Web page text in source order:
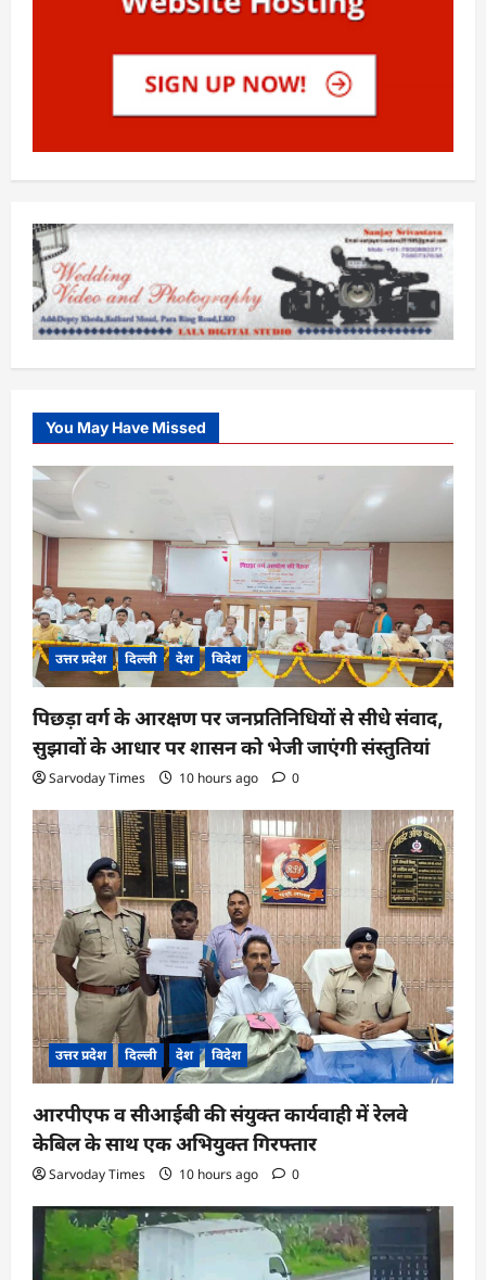
You May Have Missed
उत्तर प्रदेश दिल्ली देश विदेश
पिछड़ा वर्ग के आरक्षण पर जनप्रतिनिधियों से सीधे संवाद,
सुझावों के आधार पर शासन को भेजी जाएंगी संस्तुतियां
Sarvoday Times 10 hours ago 0
उत्तर प्रदेश दिल्ली देश विदेश
आरपीएफ व सीआईबी की संयुक्त कार्यवाही में रेलवे
केबिल के साथ एक अभियुक्त गिरफ्तार
Sarvoday Times 10 hours ago 0